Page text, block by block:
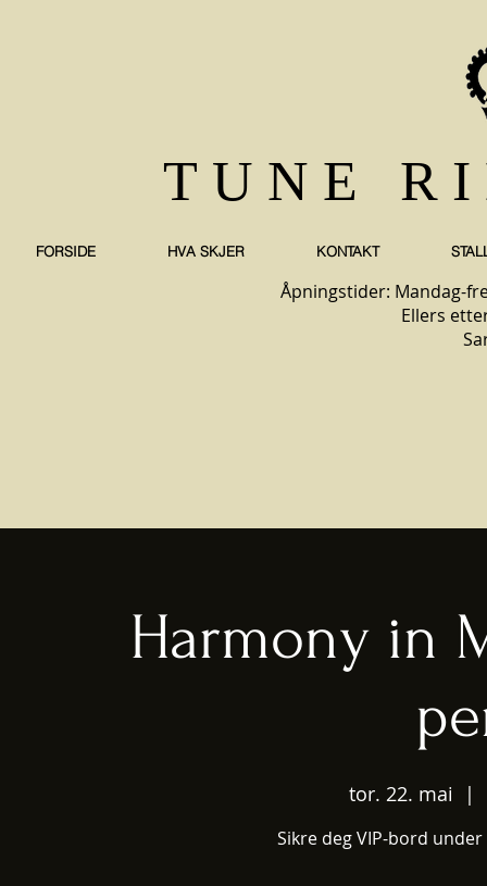
TUNE
FORSIDE HVA SKJER KONTAKT
Åpningstider: Mandag-
Ellers
Harmony in
tor. 22. mai
  |
Sikre deg VIP-bord